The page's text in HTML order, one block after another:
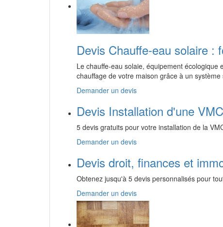
Devis Chauffe-eau solaire :
Le chauffe-eau solaie, équipement écologique
chauffage de votre maison grâce à un
Demander un devis
Devis Installation d'une
5 devis gratuits pour votre installation de la
Demander un devis
Devis droit, finances et
Obtenez jusqu'à 5 devis personnalisés pour
Demander un devis